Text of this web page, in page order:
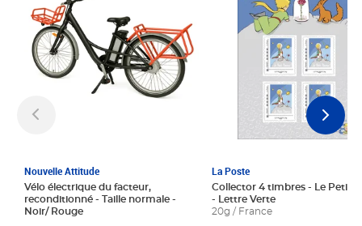
Nouvelle Attitude
Vélo électrique du facteur,
reconditionné - Taille normale -
Noir/ Rouge
La Poste
Collector 4 timbres - Le Petit
- Lettre Verte
20g / France